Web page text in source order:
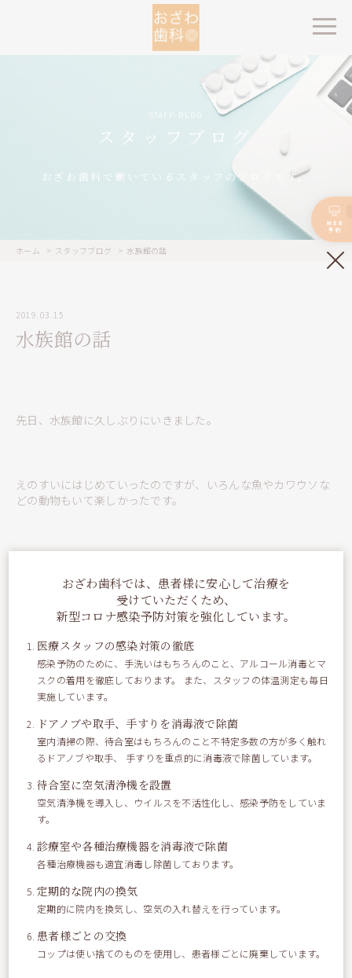
STAFF-BLOG
スタッフブログ
おざわ歯科で働いているスタッフのブログです。
ホーム スタッフブログ 水族館の話
2019.03.15
水族館の話
先日、水族館に久しぶりにいきました。
えのすいにはじめていったのですが、いろんな魚やカワウソな
どの動物もいて楽しかったです。
おざわ歯科では、患者様に安心して治療を
受けていただくため、
新型コロナ感染予防対策を強化しています。
医療スタッフの感染対策の徹底
感染予防のために、手洗いはもちろんのこと、アルコール消毒とマ
スクの着用を徹底しております。 また、スタッフの体温測定も毎日
実施しています。
ドアノブや取手、手すりを消毒液で除菌
室内清掃の際、待合室はもちろんのこと不特定多数の方が多く触れ
るドアノブや取手、 手すりを重点的に消毒液で除菌しています。
待合室に空気清浄機を設置
空気清浄機を導入し、ウイルスを不活性化し、感染予防をしていま
す。
診療室や各種治療機器を消毒液で除菌
各種治療機器も適宜消毒し除菌しております。
定期的な院内の換気
定期的に院内を換気し、空気の入れ替えを行っています。
患者様ごとの交換
コップは使い捨てのものを使用し、患者様ごとに廃棄しています。